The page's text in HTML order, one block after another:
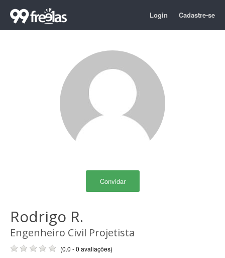
Login Cadastre-se
Convidar
Rodrigo R.
Engenheiro Civil Projetista
(0.0 - 0 avaliações)